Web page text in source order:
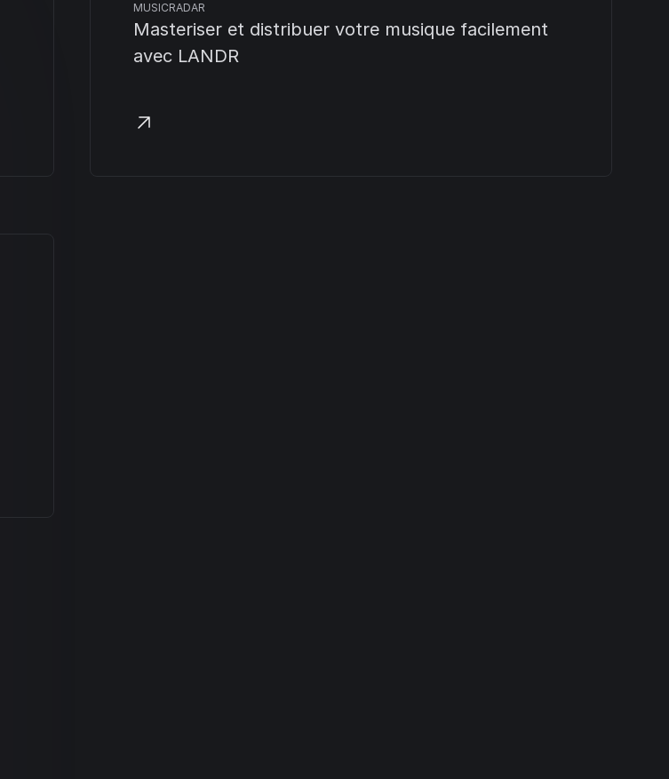
MUSICRADAR
Masteriser et distribuer votre musique facilement
avec LANDR